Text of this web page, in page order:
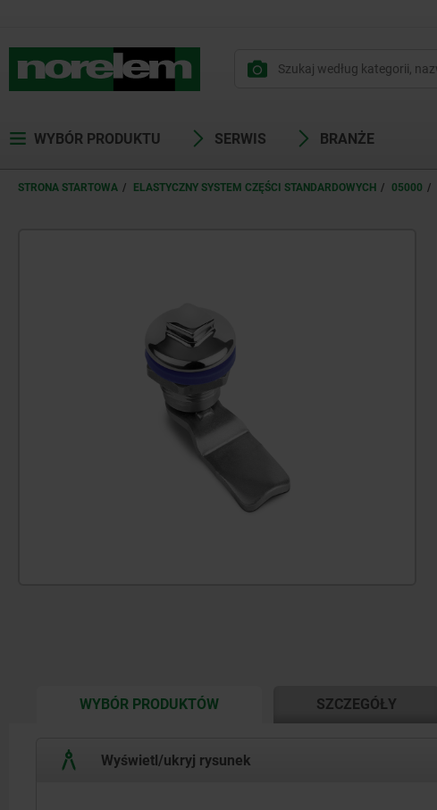
WYBÓR PRODUKTU SERWIS BRANŻE
STRONA STARTOWA ELASTYCZNY SYSTEM CZĘŚCI STANDARDOWYCH 05000
WYBÓR PRODUKTÓWCURRENT
SZCZEGÓŁY
Wyświetl/ukryj rysunek